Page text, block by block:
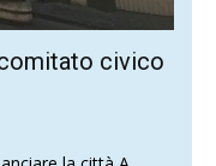
civico